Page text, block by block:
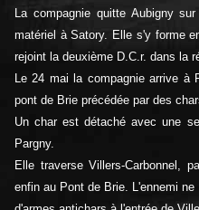
La compagnie quitte Aubigny
matériel à Satory. Elle s'y forme
rejoint la deuxième D.C.r. dans la
Le 24 mai la compagnie arrive à
pont de Brie précédée par des
Un char est détaché avec une
Pargny.
Elle traverse Villers-Carbonnel,
enfin au Pont de Brie. L'ennemi